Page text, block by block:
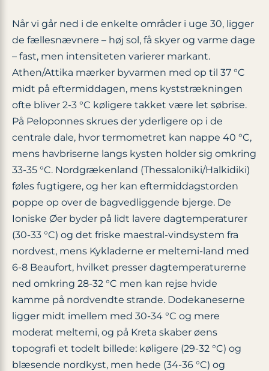
Når vi går ned i de enkelte områder i uge 30, ligger
de fællesnævnere – høj sol, få skyer og varme dage
– fast, men intensiteten varierer markant.
Athen/Attika mærker byvarmen med op til 37 °C
midt på eftermiddagen, mens kyststrækningen
ofte bliver 2-3 °C køligere takket være let søbrise.
På Peloponnes skrues der yderligere op i de
centrale dale, hvor termometret kan nappe 40 °C,
mens havbriserne langs kysten holder sig omkring
33-35 °C. Nordgrækenland (Thessaloniki/Halkidiki)
føles fugtigere, og her kan eftermiddagstorden
poppe op over de bagvedliggende bjerge. De
Ioniske Øer byder på lidt lavere dagtemperaturer
(30-33 °C) og det friske maestral-vindsystem fra
nordvest, mens Kykladerne er meltemi-land med
6-8 Beaufort, hvilket presser dagtemperaturerne
ned omkring 28-32 °C men kan rejse hvide
kamme på nordvendte strande. Dodekaneserne
ligger midt imellem med 30-34 °C og mere
moderat meltemi, og på Kreta skaber øens
topografi et todelt billede: køligere (29-32 °C) og
blæsende nordkyst, men hede (34-36 °C) og